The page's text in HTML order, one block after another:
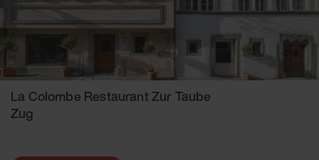
La Colombe Restaurant Zur Taube
Zug